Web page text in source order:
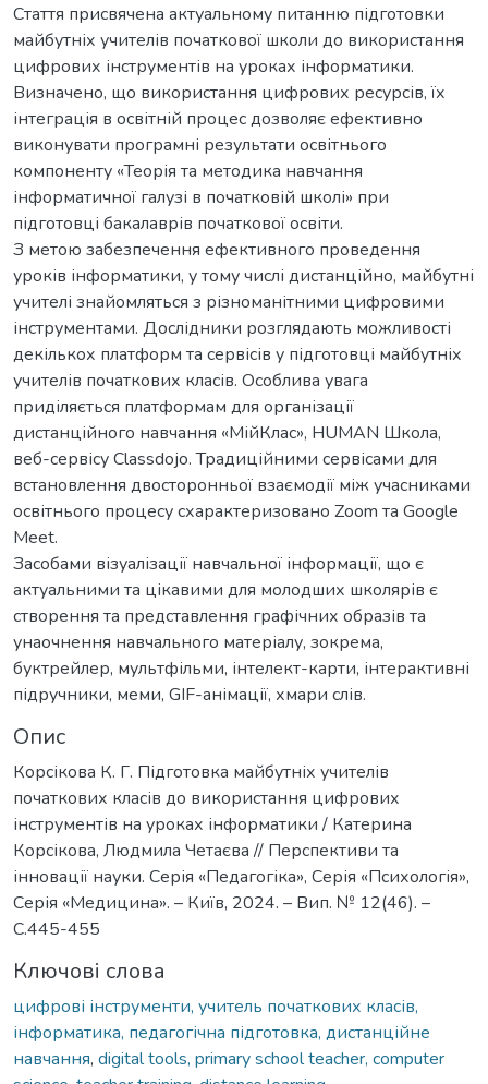
Стаття присвячена актуальному питанню підготовки
майбутніх учителів початкової школи до використання
цифрових інструментів на уроках інформатики.
Визначено, що використання цифрових ресурсів, їх
інтеграція в освітній процес дозволяє ефективно
виконувати програмні результати освітнього
компоненту «Теорія та методика навчання
інформатичної галузі в початковій школі» при
підготовці бакалаврів початкової освіти.
З метою забезпечення ефективного проведення
уроків інформатики, у тому числі дистанційно, майбутні
учителі знайомляться з різноманітними цифровими
інструментами. Дослідники розглядають можливості
декількох платформ та сервісів у підготовці майбутніх
учителів початкових класів. Особлива увага
приділяється платформам для організації
дистанційного навчання «МійКлас», HUMAN Школа,
веб-сервісу Classdojo. Традиційними сервісами для
встановлення двосторонньої взаємодії між учасниками
освітнього процесу схарактеризовано Zoom та Google
Meet.
Засобами візуалізації навчальної інформації, що є
актуальними та цікавими для молодших школярів є
створення та представлення графічних образів та
унаочнення навчального матеріалу, зокрема,
буктрейлер, мультфільми, інтелект-карти, інтерактивні
підручники, меми, GIF-анімації, хмари слів.
Опис
Корсікова К. Г. Підготовка майбутніх учителів
початкових класів до використання цифрових
інструментів на уроках інформатики / Катерина
Корсікова, Людмила Четаєва // Перспективи та
інновації науки. Серія «Педагогіка», Серія «Психологія»,
Серія «Медицина». – Київ, 2024. – Вип. № 12(46). –
С.445-455
Ключові слова
цифрові інструменти, учитель початкових класів,
інформатика, педагогічна підготовка, дистанційне
навчання, digital tools, primary school teacher, computer